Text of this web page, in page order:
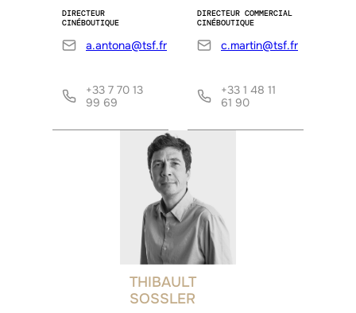
DIRECTEUR
CINÉBOUTIQUE
a.antona@tsf.fr
+33 7 70 13
99 69
DIRECTEUR COMMERCIAL
CINÉBOUTIQUE
c.martin@tsf.fr
+33 1 48 11
61 90
THIBAULT
SOSSLER